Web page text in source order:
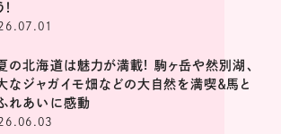
の北海道は魅力が満載! 駒ヶ岳や然別湖、
なジャガイモ畑などの大自然を満喫＆馬と
れあいに感動